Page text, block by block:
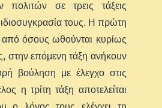
πολιτών σε τρεις τάξεις
τους. Η πρώτη
από όσους ωθούνται κυρίως
στην επόμενη τάξη ανήκουν
βούληση με έλεγχο στις
η τρίτη τάξη αποτελείται